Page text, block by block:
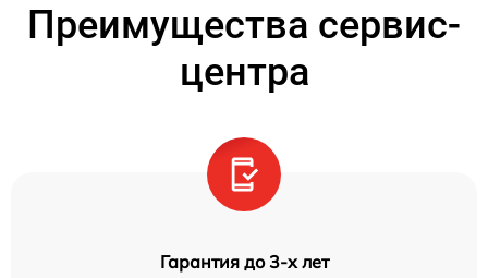
Преимущества сервис-
центра
Гарантия до 3-х лет